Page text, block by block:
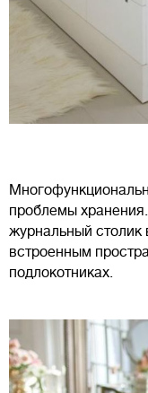
проблемы
журнальный столик
встроенным
подлокотниках.